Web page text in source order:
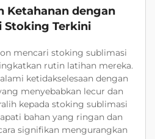
Ketahanan dengan
Stoking Terkini
mencari stoking sublimasi
rutin latihan mereka.
ketidakselesaan dengan
menyebabkan lecur dan
kepada stoking sublimasi
bahan yang ringan dan
signifikan mengurangkan